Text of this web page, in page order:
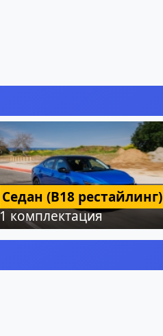
Седан (B18 рестайлинг)
1 комплектация